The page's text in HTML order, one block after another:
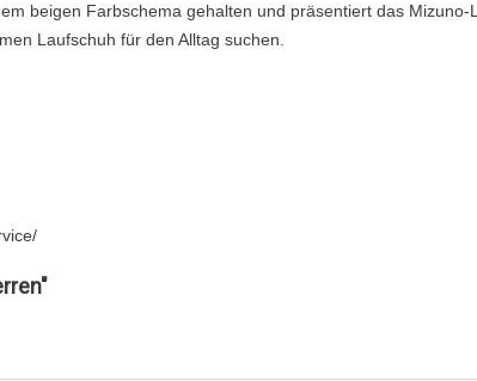
beigen Farbschema gehalten und präsentiert das
Laufschuh für den Alltag suchen.